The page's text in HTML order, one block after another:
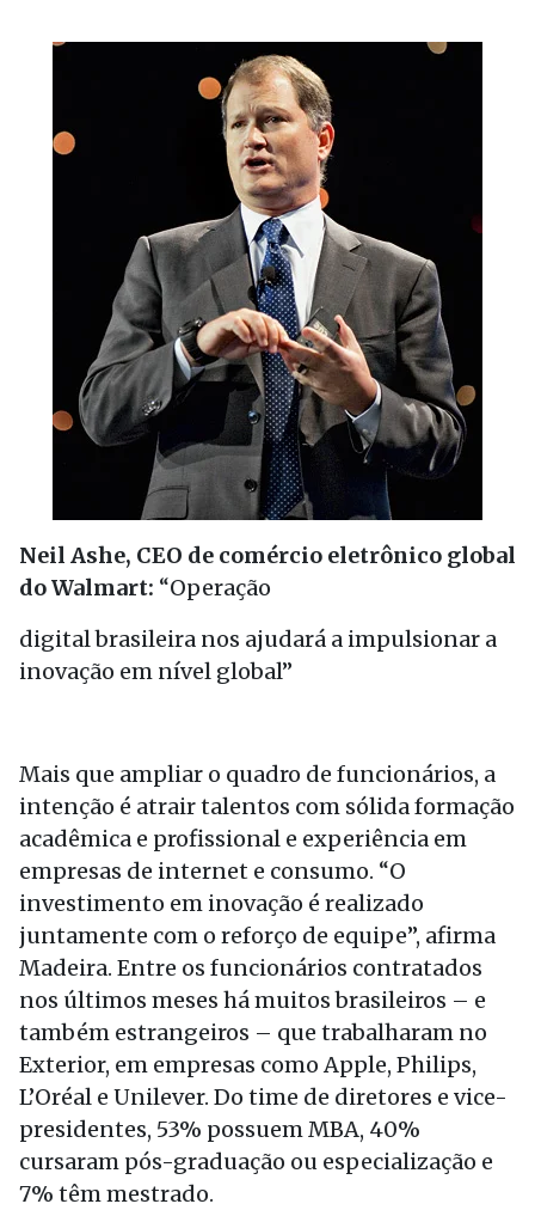
Neil Ashe, CEO de comércio eletrônico global
do Walmart: “Operação
digital brasileira nos ajudará a impulsionar a
inovação em nível global”
Mais que ampliar o quadro de funcionários, a
intenção é atrair talentos com sólida formação
acadêmica e profissional e experiência em
empresas de internet e consumo. “O
investimento em inovação é realizado
juntamente com o reforço de equipe”, afirma
Madeira. Entre os funcionários contratados
nos últimos meses há muitos brasileiros – e
também estrangeiros – que trabalharam no
Exterior, em empresas como Apple, Philips,
L’Oréal e Unilever. Do time de diretores e vice-
presidentes, 53% possuem MBA, 40%
cursaram pós-graduação ou especialização e
7% têm mestrado.